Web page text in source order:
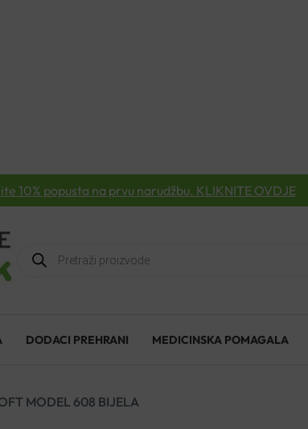
10% popusta na prvu narudžbu. KLIKNITE OVDJE
Products
search
DODACI PREHRANI MEDICINSKA POMAGALA
MODEL 608 BIJELA